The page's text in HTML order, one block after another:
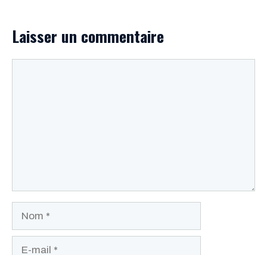
Laisser un commentaire